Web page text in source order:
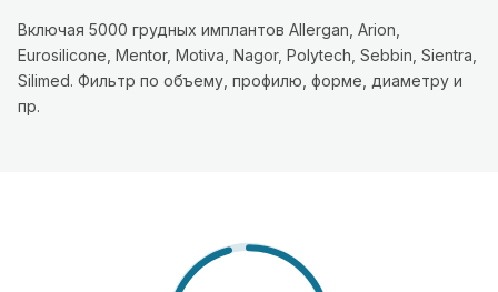
Включая 5000 грудных имплантов Allergan, Arion,
Eurosilicone, Mentor, Motiva, Nagor, Polytech, Sebbin, Sientra,
Silimed. Фильтр по объему, профилю, форме, диаметру и
пр.